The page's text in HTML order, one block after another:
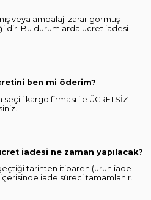
veya ambalajı zarar görmüş
Bu durumlarda ücret iadesi
ben mi öderim?
kargo firması ile ÜCRETSİZ
iadesi ne zaman yapılacak?
tarihten itibaren (ürün iade
iade süreci tamamlanır.